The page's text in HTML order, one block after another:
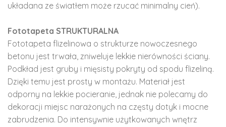
układana ze światłem może rzucać minimalny cień).
Fototapeta STRUKTURALNA
Fototapeta flizelinowa o strukturze nowoczesnego
betonu jest trwała, zniweluje lekkie nierówności ściany.
Podkład jest gruby i mięsisty pokryty od spodu flizeliną.
Dzięki temu jest prosty w montażu. Materiał jest
odporny na lekkie pocieranie, jednak nie polecamy do
dekoracji miejsc narażonych na częsty dotyk i mocne
zabrudzenia. Do intensywnie użytkowanych wnętrz